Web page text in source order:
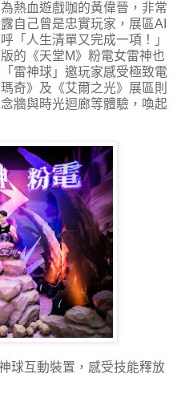
熱血遊戲咖的黃偉晉，非常
自己曾是忠實玩家，展區AI
「人生清單又完成一項！」
的《天堂M》粉電女雷神也
雷神球」邀玩家感受極致電
奇》及《艾爾之光》展區則
牆與時光迴廊等體驗，喚起
球互動裝置，感受技能釋放